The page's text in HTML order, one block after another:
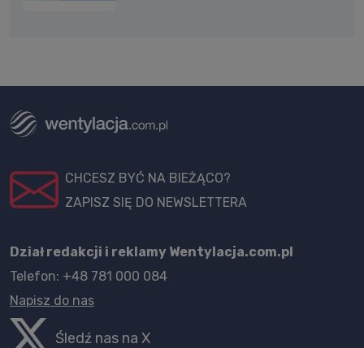
CHCESZ BYĆ NA BIEŻĄCO?
ZAPISZ SIĘ DO NEWSLETTERA
Dział redakcji i reklamy Wentylacja.com.pl
Telefon: +48 781 000 084
Napisz do nas
Śledź nas na X